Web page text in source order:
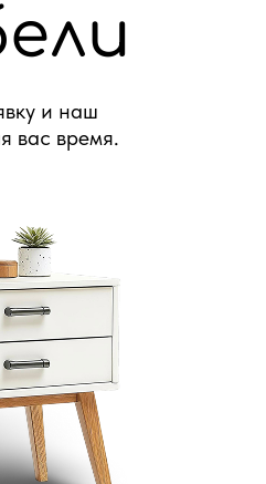
и наш
вас время.